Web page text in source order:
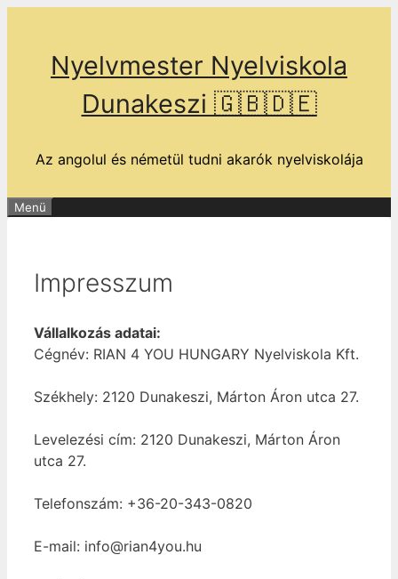
tartalombaNyelvmester Nyelviskola
Dunakeszi 🇬🇧🇩🇪
Az angolul és németül tudni akarók nyelviskolája
Menü
Impresszum
Vállalkozás adatai:
Cégnév: RIAN 4 YOU HUNGARY Nyelviskola Kft.
Székhely: 2120 Dunakeszi, Márton Áron utca 27.
Levelezési cím: 2120 Dunakeszi, Márton Áron
utca 27.
Telefonszám: +36-20-343-0820
E-mail: info@rian4you.hu